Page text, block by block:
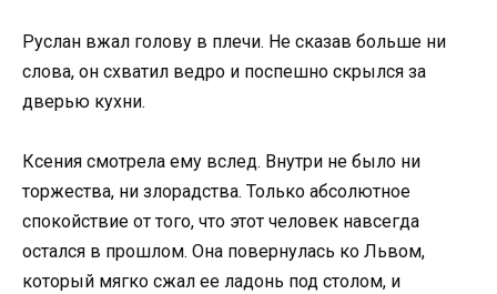
Руслан вжал голову в плечи. Не сказав больше ни
слова, он схватил ведро и поспешно скрылся за
дверью кухни.
Ксения смотрела ему вслед. Внутри не было ни
торжества, ни злорадства. Только абсолютное
спокойствие от того, что этот человек навсегда
остался в прошлом. Она повернулась ко Львом,
который мягко сжал ее ладонь под столом, и